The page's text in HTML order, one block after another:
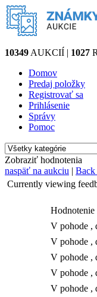
10349 AUKCIÍ | 1027
Domov
Predaj položky
Registrovať sa
Prihlásenie
Správy
Pomoc
Zobraziť hodnotenia
naspäť na aukciu | Back
Currently viewing
Hodnotenie
V pohode ,
V pohode ,
V pohode ,
V pohode ,
V pohode ,